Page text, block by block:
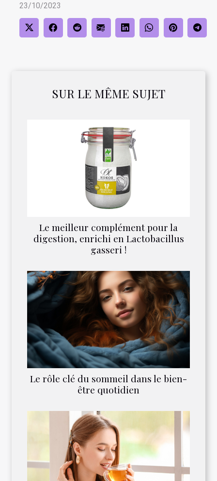
SUR LE MÊME SUJET
Le meilleur complément pour la
digestion, enrichi en Lactobacillus
gasseri !
Le rôle clé du sommeil dans le bien-
être quotidien
23/10/2023